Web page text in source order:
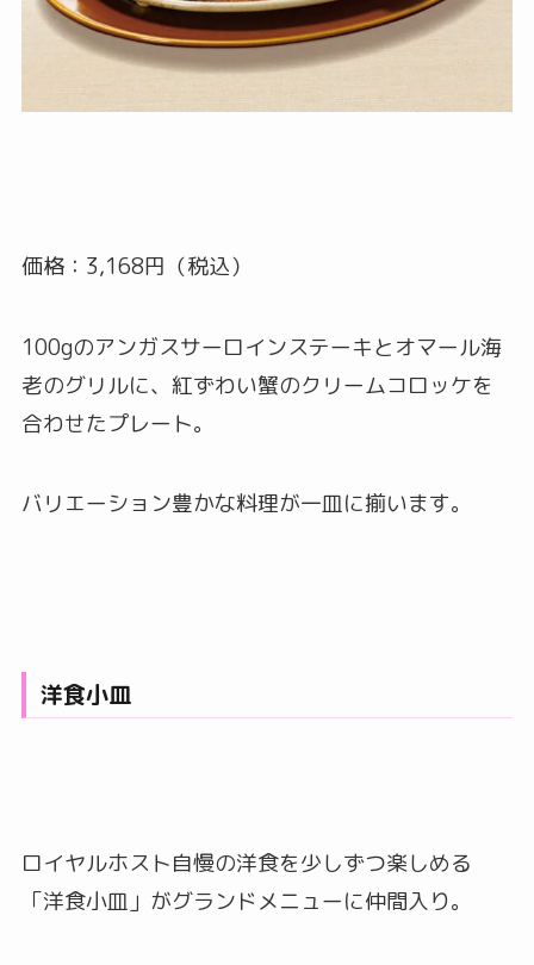
価格：3,168円（税込）
100gのアンガスサーロインステーキとオマール海
老のグリルに、紅ずわい蟹のクリームコロッケを
合わせたプレート。
バリエーション豊かな料理が一皿に揃います。
洋食小皿
ロイヤルホスト自慢の洋食を少しずつ楽しめる
「洋食小皿」がグランドメニューに仲間入り。